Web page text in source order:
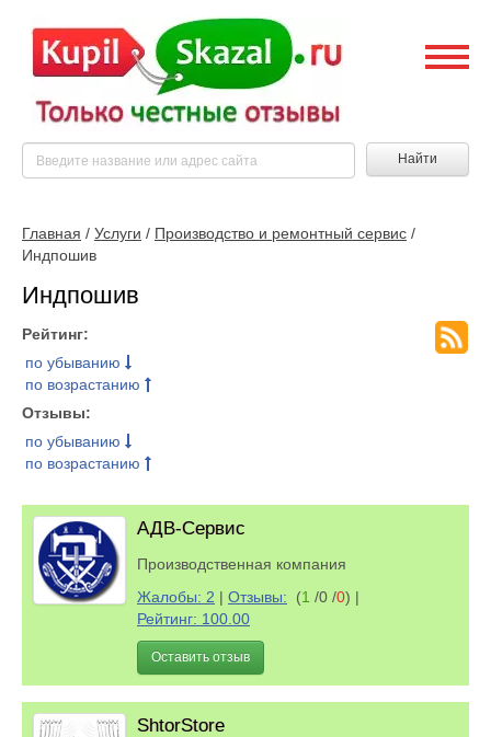
Найти
Главная / Услуги / Производство и ремонтный сервис /
Индпошив
Индпошив
Рейтинг:
по убыванию
по возрастанию
Отзывы:
по убыванию
по возрастанию
АДВ-Сервис
Производственная компания
Жалобы: 2 | Отзывы: (1 /0 /0) |
Рейтинг: 100.00
Оставить отзыв
ShtorStore